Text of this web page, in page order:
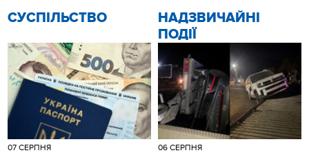
CУСПІЛЬСТВО
07 СЕРПНЯ
НАДЗВИЧАЙНІ
ПОДІЇ
06 СЕРПНЯ